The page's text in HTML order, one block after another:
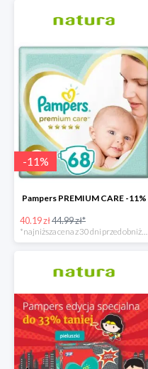
-11%
Pampers PREMIUM CARE -11%
40.19 zł44.99 zł*
*najniższa cena z 30 dni przed obniżką